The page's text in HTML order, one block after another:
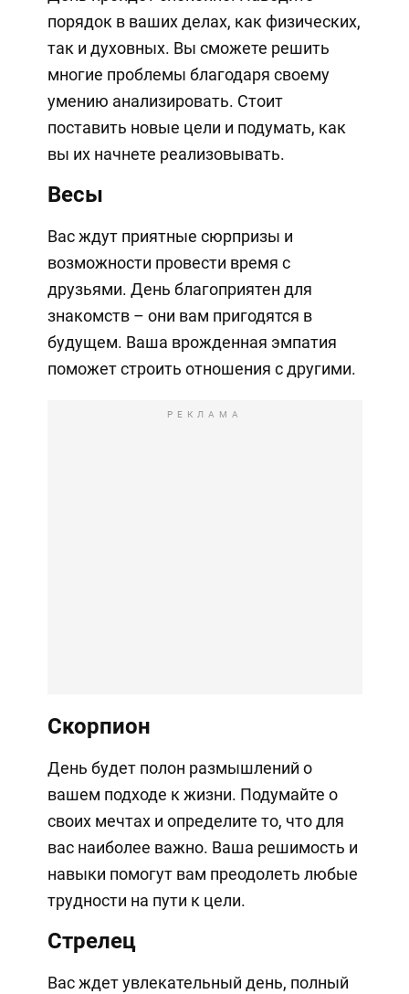
порядок в ваших делах, как физических,
так и духовных. Вы сможете решить
многие проблемы благодаря своему
умению анализировать. Стоит
поставить новые цели и подумать, как
вы их начнете реализовывать.
Весы
Вас ждут приятные сюрпризы и
возможности провести время с
друзьями. День благоприятен для
знакомств – они вам пригодятся в
будущем. Ваша врожденная эмпатия
поможет строить отношения с другими.
РЕКЛАМА
Скорпион
День будет полон размышлений о
вашем подходе к жизни. Подумайте о
своих мечтах и определите то, что для
вас наиболее важно. Ваша решимость и
навыки помогут вам преодолеть любые
трудности на пути к цели.
Стрелец
Вас ждет увлекательный день, полный